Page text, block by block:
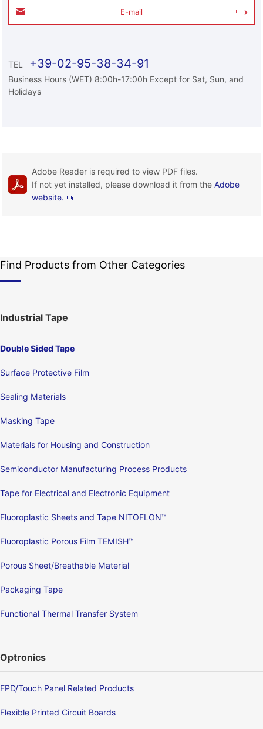
E-mail
TEL +39-02-95-38-34-91
Business Hours (WET) 8:00h-17:00h Except for Sat, Sun, and
Holidays
Adobe Reader is required to view PDF files.
If not yet installed, please download it from theAdobe
website.
Find Products from Other Categories
Industrial Tape
Double Sided Tape
Surface Protective Film
Sealing Materials
Masking Tape
Materials for Housing and Construction
Semiconductor Manufacturing Process Products
Tape for Electrical and Electronic Equipment
Fluoroplastic Sheets and Tape NITOFLON™
Fluoroplastic Porous Film TEMISH™
Porous Sheet/Breathable Material
Packaging Tape
Functional Thermal Transfer System
Optronics
FPD/Touch Panel Related Products
Flexible Printed Circuit Boards